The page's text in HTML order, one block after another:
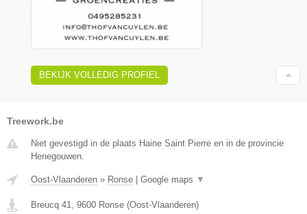
BEKIJK VOLLEDIG PROFIEL
Treework.be
Niet gevestigd in de plaats Haine Saint Pierre en in de provincie
Henegouwen.
Oost-Vlaanderen » Ronse Google maps ▼
Breucq 41 9600 Ronse (Oost-Vlaanderen)